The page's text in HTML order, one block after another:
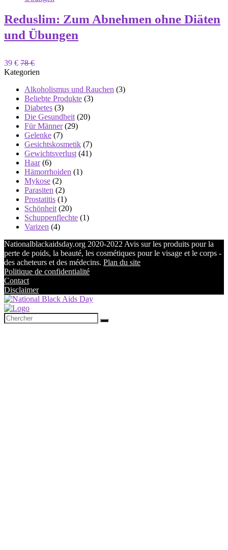
Reduslim: Zum Abnehmen ohne Diäten
und Übungen
39 € 78 €
Kategorien
Alkoholismus und Rauchen (3)
Beliebte Produkte (3)
Diabetes (3)
Die Gesundheit (20)
Für Männer(29)
Gelenke (7)
Gesichtskosmetik (7)
Gewichtsverlust (41)
Haar(6)
Hämorrhoiden (1)
Mykose (2)
Parasiten (2)
Prostatitis (1)
Schönheit (20)
Schuppenflechte (1)
Varizen (4)
Nationalblackaidsday.org 2020-2022 Avis sur les produits pour la
perte de poids, la beauté, les cosmétiques pour le visage et le corps -
des acheteurs et des médecins. Plan du site
Politique de confidentialité
Contact
Disclaimer